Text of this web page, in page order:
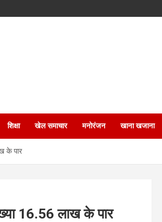
शिक्षा खेल समाचार मनोरंजन खाना खजाना
के पार
16.56 लाख के पार